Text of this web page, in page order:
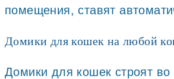
помещения, ставят
Домики для кошек на любой
Домики для кошек строят